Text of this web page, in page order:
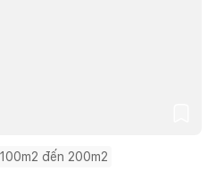
đến 200m2